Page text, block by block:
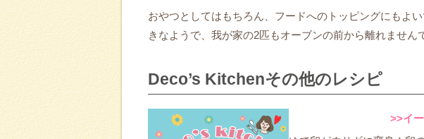
おやつとしてはもちろん、フードへのトッピングにもよ
きなようで、我が家の2匹もオーブンの前から離れません
Deco’s Kitchenその他のレシピ
>>イ